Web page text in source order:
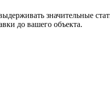
значительные
до вашего объекта.